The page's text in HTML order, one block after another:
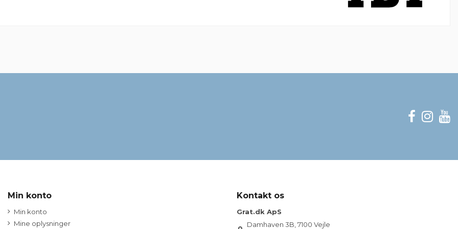
Min konto
Min konto
Mine oplysninger
Kontakt os
Grat.dk ApS
Damhaven 3B, 7100 Vejle